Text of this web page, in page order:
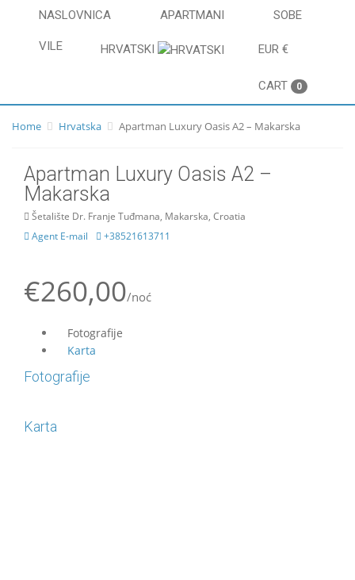
NASLOVNICA APARTMANI SOBE
VILE HRVATSKI EUR €
CART 0
Home Hrvatska Apartman Luxury Oasis A2 – Makarska
Apartman Luxury Oasis A2 –
Makarska
Šetalište Dr. Franje Tuđmana, Makarska, Croatia
Agent E-mail
+38521613711
€260,00/noć
Fotografije
Karta
Fotografije
Karta